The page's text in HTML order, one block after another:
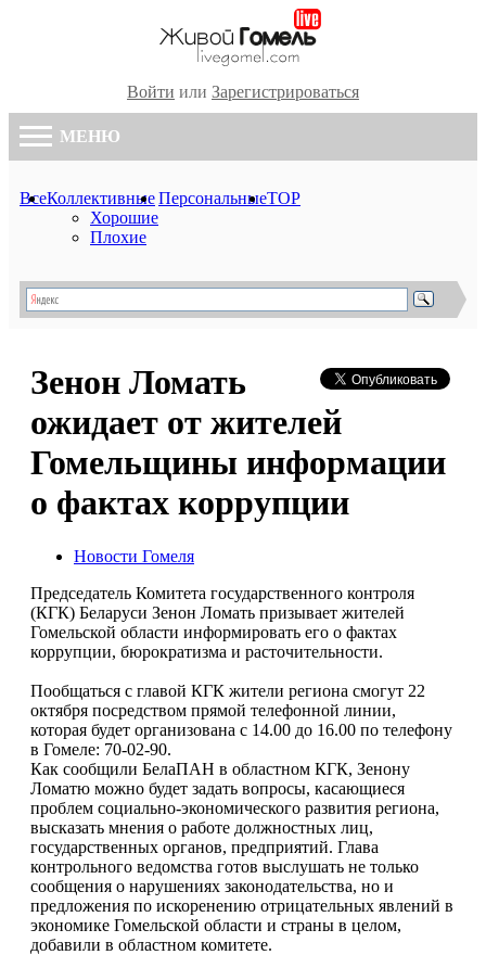
Войти или Зарегистрироваться
МЕНЮ
ВсеКоллективные
Хорошие
Плохие
ПерсональныеTOP
Зенон Ломать
ожидает от жителей
Гомельщины информации
о фактах коррупции
Новости Гомеля
Председатель Комитета государственного контроля
(КГК) Беларуси Зенон Ломать призывает жителей
Гомельской области информировать его о фактах
коррупции, бюрократизма и расточительности.
Пообщаться с главой КГК жители региона смогут 22
октября посредством прямой телефонной линии,
которая будет организована с 14.00 до 16.00 по телефону
в Гомеле: 70-02-90.
Как сообщили БелаПАН в областном КГК, Зенону
Ломатю можно будет задать вопросы, касающиеся
проблем социально-экономического развития региона,
высказать мнения о работе должностных лиц,
государственных органов, предприятий. Глава
контрольного ведомства готов выслушать не только
сообщения о нарушениях законодательства, но и
предложения по искоренению отрицательных явлений в
экономике Гомельской области и страны в целом,
добавили в областном комитете.